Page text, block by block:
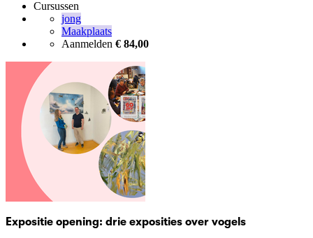
Cursussen
jong
Maakplaats
Aanmelden € 84,00
Expositie opening: drie exposities over vogels